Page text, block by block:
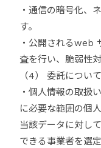
・通信の暗号化、
す。
・公開されるweb
査を行い、脆弱性
（4） 委託について
・個人情報の取扱
に必要な範囲の個
当該データに対し
できる事業者を選